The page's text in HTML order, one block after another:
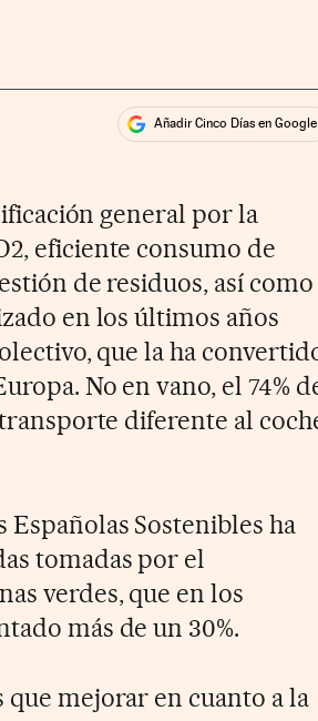
Añadir Cinco Días en Google
general por la
eficiente consumo de
de residuos, así como
en los últimos años
que la ha
No en vano, el 74%
diferente al
Sostenibles ha
tomadas por el
verdes, que en los
más de un 30%.
mejorar en cuanto a la